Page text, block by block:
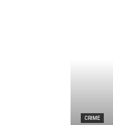
CRIME